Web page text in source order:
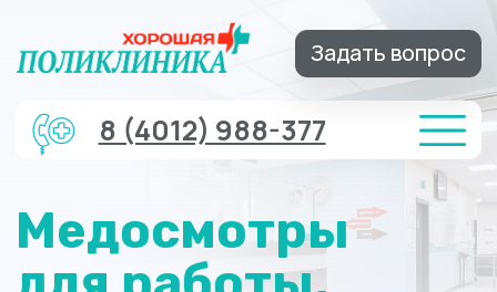
Задать вопрос
Медосмотры
для работы,
медкнижки